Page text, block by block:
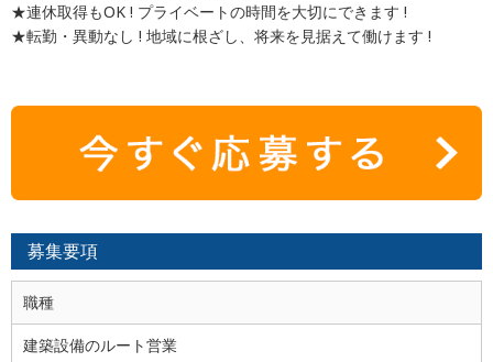
★連休取得もOK ! プライベートの時間を大切にできます !
★転勤・異動なし ! 地域に根ざし、将来を見据えて働けます !
募集要項
職種
建築設備のルート営業